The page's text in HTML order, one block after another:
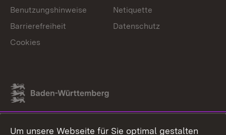
Link zum Landesportal
Benutzungshinweise
Netiquette
Barrierefreiheit
Datenschutz
Cookies
Um unsere Webseite für Sie optimal gestalten